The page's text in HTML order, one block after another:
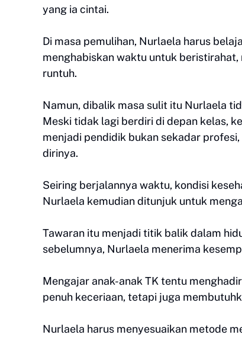
yang ia cintai.
Di masa pemulihan, Nurlaela harus
menghabiskan waktu untuk
runtuh.
Namun, dibalik masa sulit itu Nurlaela
Meski tidak lagi berdiri di depan kelas,
menjadi pendidik bukan sekadar
dirinya.
Seiring berjalannya waktu, kondisi
Nurlaela kemudian ditunjuk untuk
Tawaran itu menjadi titik balik dalam
sebelumnya, Nurlaela menerima
Mengajar anak-anak TK tentu
penuh keceriaan, tetapi juga
Nurlaela harus menyesuaikan metode